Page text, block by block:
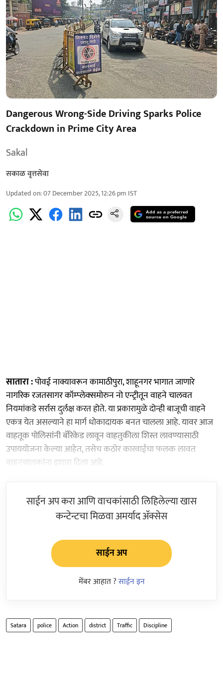
Dangerous Wrong-Side Driving Sparks Police
Crackdown in Prime City Area
Sakal
सकाळ वृत्तसेवा
Updated on:07 December 2025, 12:26 pm IST
Add as a preferred
source on Google
सातारा :पोवई नाक्यावरून कामाठीपुरा, शाहूनगर भागात जाणारे
नागरिक रजतसागर कॉम्‍प्‍लेक्‍समोरुन नो एन्ट्रीतून वाहने चालवत
नियमांकडे सर्रास दुर्लक्ष करत होते. या प्रकारामुळे दोन्ही बाजूची वाहने
एकत्र येत असल्याने हा मार्ग धोकादायक बनत चालला आहे. यावर आज
वाहतूक पोलिसांनी बॅरिकेड लावून वाहतुकीला शिस्त लावण्यासाठी
उपाययोजना केल्या आहेत, तसेच कठोर कारवाईचा फलक लावत
वाहनचालकांना इशारा दिला आहे.
साईन अप करा आणि वाचकांसाठी लिहिलेल्या खास
कन्टेन्टचा मिळवा अमर्याद ॲक्सेस
साईन अप
मेंबर आहात ?साईन इन
Satara police Action district Traffic Discipline